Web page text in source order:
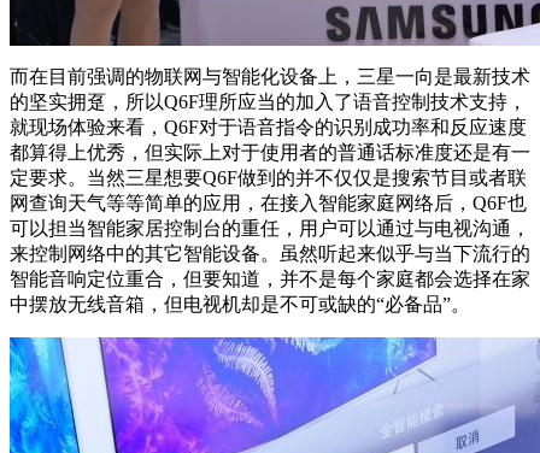
而在目前强调的物联网与智能化设备上，三星一向是最新技术
的坚实拥趸，所以Q6F理所应当的加入了语音控制技术支持，
就现场体验来看，Q6F对于语音指令的识别成功率和反应速度
都算得上优秀，但实际上对于使用者的普通话标准度还是有一
定要求。当然三星想要Q6F做到的并不仅仅是搜索节目或者联
网查询天气等等简单的应用，在接入智能家庭网络后，Q6F也
可以担当智能家居控制台的重任，用户可以通过与电视沟通，
来控制网络中的其它智能设备。虽然听起来似乎与当下流行的
智能音响定位重合，但要知道，并不是每个家庭都会选择在家
中摆放无线音箱，但电视机却是不可或缺的“必备品”。